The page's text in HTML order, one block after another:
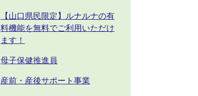
【山口県民限定】ルナルナの有
料機能を無料でご利用いただけ
ます！
母子保健推進員
産前・産後サポート事業